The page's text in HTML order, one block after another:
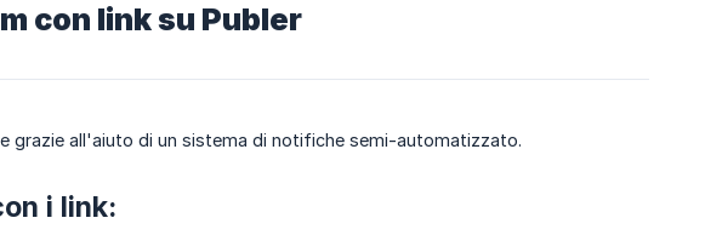
con link su Publer
grazie all'aiuto di un sistema di notifiche semi-automatizzato.
i link: